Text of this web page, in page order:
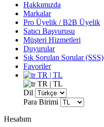
Hakkımızda
Markalar
Pro Üyelik / B2B Üyelik
Satıcı Başvurusu
Müşteri Hizmetleri
Duyurular
Sık Sorulan Sorular (SSS)
Favoriler
TR | TL
TR | TL
Dil
Para Birimi
Hesabım